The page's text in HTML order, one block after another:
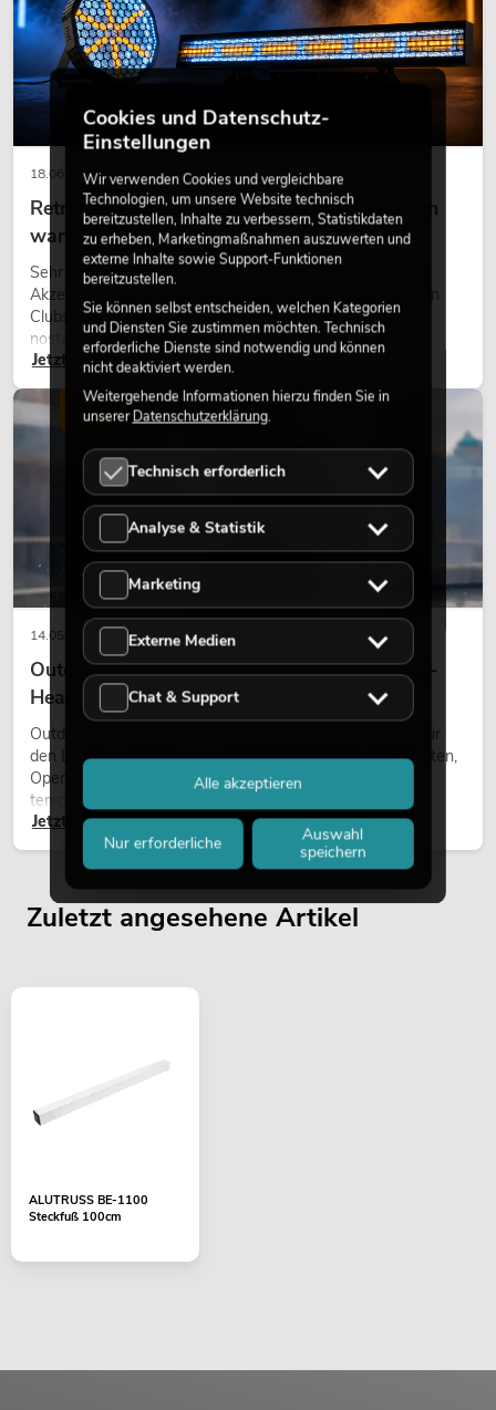
18.06.2026
Retro-Licht im modernen Lichtdesign: Warum
warmes Licht wieder wirkt
Sehr warmes Licht, sichtbare Leuchtflächen und farbige
Akzente prägen viele aktuelle Lichtdesigns auf Bühnen, in
Clubs und bei Events. Retro-Licht ist dabei kein rein
nostalgischer Effekt, sondern ein bewusst eingesetztes
Gestaltungsmittel: Es schafft Atmosphäre, gibt Szenen
Charakter und kann technische LED-Setups emotionaler
wirken lassen.
Jetzt lesen
14.05.2026
Outdoor Moving-Heads: Wetterfeste Moving-
Heads bei Events
Outdoor Moving-Heads sind bewegliche Scheinwerfer für
den Einsatz im Freien. Sie werden bei Festivals, Stadtfesten,
Open-Air-Konzerten, Architekturinszenierungen und
temporären Außeninstallationen eingesetzt.
Jetzt lesen
LICHT
Zuletzt angesehene Artikel
ALUTRUSS BE-1100
Steckfuß 100cm
Cookies und Datenschutz-
Einstellungen
Wir verwenden Cookies und vergleichbare
Technologien, um unsere Website technisch
bereitzustellen, Inhalte zu verbessern, Statistikdaten
zu erheben, Marketingmaßnahmen auszuwerten und
externe Inhalte sowie Support-Funktionen
bereitzustellen.
Sie können selbst entscheiden, welchen Kategorien
und Diensten Sie zustimmen möchten. Technisch
erforderliche Dienste sind notwendig und können
nicht deaktiviert werden.
Weitergehende Informationen hierzu finden Sie in
unsererDatenschutzerklärung.
Technisch erforderlich
Analyse & Statistik
Marketing
Externe Medien
Chat & Support
Nur erforderliche
Auswahl
speichern
Alle akzeptieren